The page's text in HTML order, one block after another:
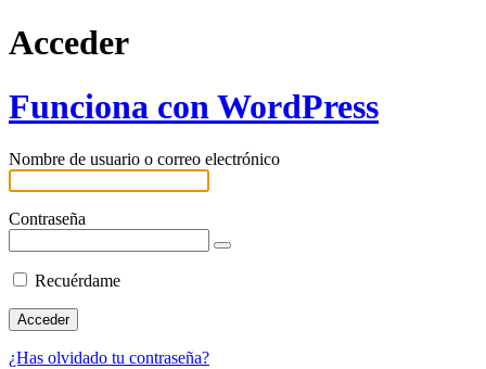
Acceder
Funciona con WordPress
Nombre de usuario o correo electrónico
Contraseña
Recuérdame
¿Has olvidado tu contraseña?